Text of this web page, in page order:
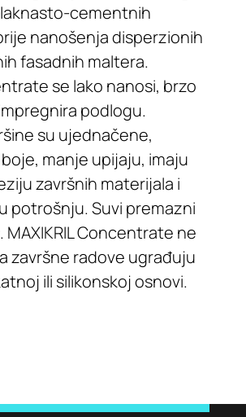
cementnih
nanošenja disperzionih
fasadnih maltera.
se lako nanosi, brzo
podlogu.
su ujednačene,
manje upijaju, imaju
završnih materijala i
potrošnju. Suvi premazni
Concentrate ne
završne radove ugrađuju
ili silikonskoj osnovi.